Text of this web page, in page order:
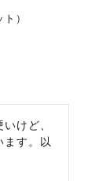
）
けど、
ます。以